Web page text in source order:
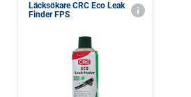
Läcksökare CRC Eco Leak
Finder FPS